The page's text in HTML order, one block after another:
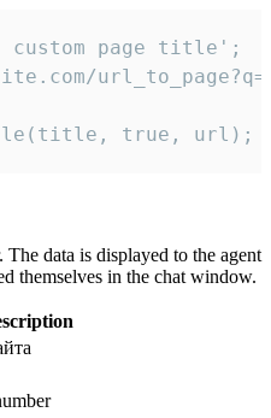
page title';
true, url);
data is displayed to the agent
themselves in the chat window.